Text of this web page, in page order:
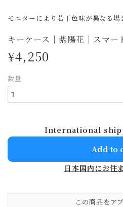
モニターにより若干色味が異なる場
キーケース｜紫陽花｜スマー
¥4,250
数量
International
Add to
日本国内にお住
この商品をア